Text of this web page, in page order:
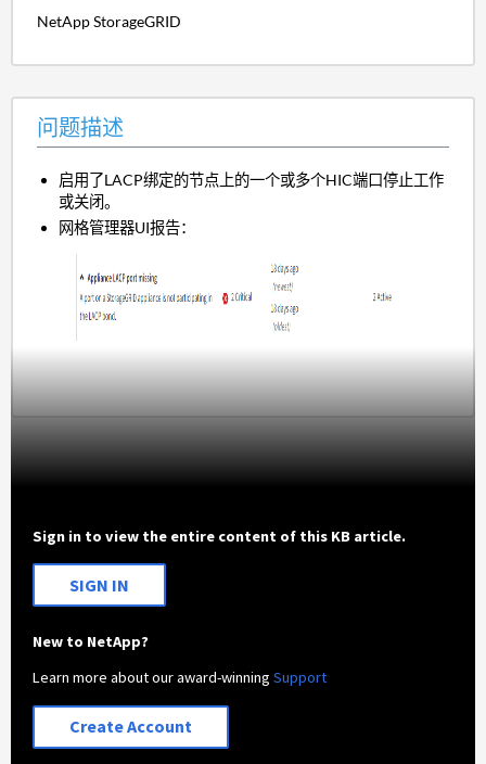
NetApp StorageGRID
问题描述
启用了LACP绑定的节点上的一个或多个HIC端口停止工作
或关闭。
网格管理器UI报告：
Sign in to view the entire content of this KB article.
SIGN IN
New to NetApp?
Learn more about our award-winningSupport
Create Account